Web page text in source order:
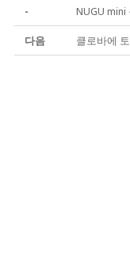
- NUGU mini
다음 클로바에